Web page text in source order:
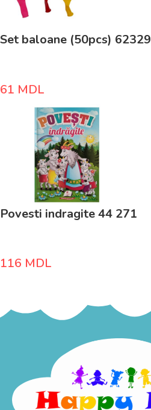
Set baloane (50pcs) 62329
61 MDL
Povesti indragite 44 271
116 MDL